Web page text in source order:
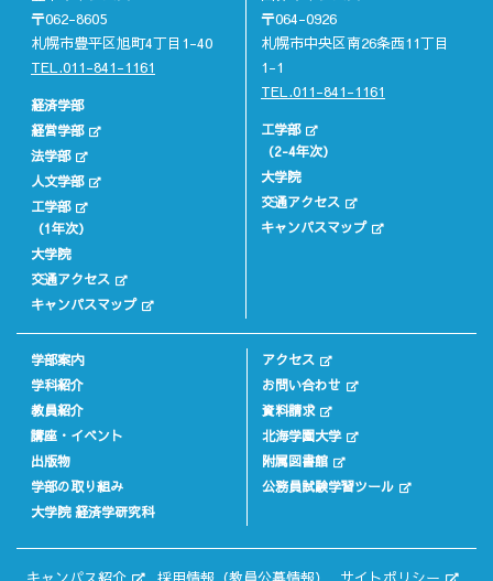
〒062-8605
札幌市豊平区旭町4丁目1-40
TEL.011-841-1161
経済学部
経営学部
法学部
人文学部
工学部
（1年次）
大学院
交通アクセス
キャンパスマップ
〒064-0926
札幌市中央区南26条西11丁目
1-1
TEL.011-841-1161
工学部
（2-4年次）
大学院
交通アクセス
キャンパスマップ
学部案内
学科紹介
教員紹介
講座・イベント
出版物
学部の取り組み
大学院 経済学研究科
アクセス
お問い合わせ
資料請求
北海学園大学
附属図書館
公務員試験学習ツール